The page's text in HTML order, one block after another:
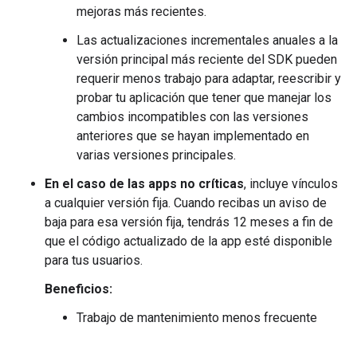
mejoras más recientes.
Las actualizaciones incrementales anuales a la
versión principal más reciente del SDK pueden
requerir menos trabajo para adaptar, reescribir y
probar tu aplicación que tener que manejar los
cambios incompatibles con las versiones
anteriores que se hayan implementado en
varias versiones principales.
En el caso de las apps no críticas, incluye vínculos
a cualquier versión fija. Cuando recibas un aviso de
baja para esa versión fija, tendrás 12 meses a fin de
que el código actualizado de la app esté disponible
para tus usuarios.
Beneficios:
Trabajo de mantenimiento menos frecuente